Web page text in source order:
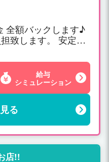
全額バックします♪
ます。 安定し
給与
シミュレーション
る
店!!